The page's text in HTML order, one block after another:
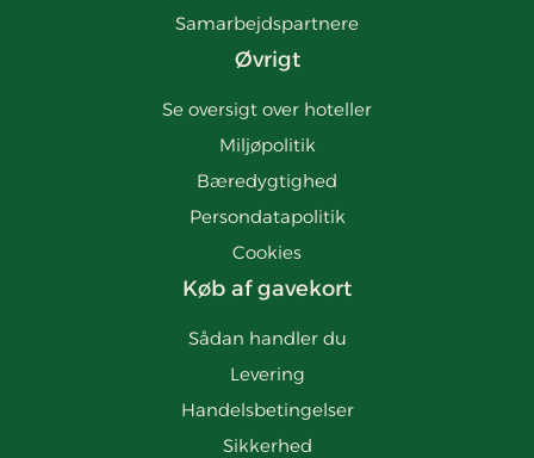
Samarbejdspartnere
Øvrigt
Se oversigt over hoteller
Miljøpolitik
Bæredygtighed
Persondatapolitik
Cookies
Køb af gavekort
Sådan handler du
Levering
Handelsbetingelser
Sikkerhed